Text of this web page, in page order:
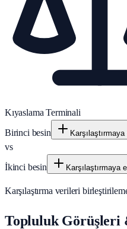
Kıyaslama Terminali
Birinci besin
vs
İkinci besin
Karşılaştırmaya
Karşılaştırma verileri
Topluluk Görüşleri